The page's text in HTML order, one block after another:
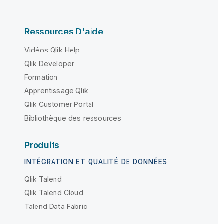
Ressources D'aide
Vidéos Qlik Help
Qlik Developer
Formation
Apprentissage Qlik
Qlik Customer Portal
Bibliothèque des ressources
Produits
INTÉGRATION ET QUALITÉ DE DONNÉES
Qlik Talend
Qlik Talend Cloud
Talend Data Fabric